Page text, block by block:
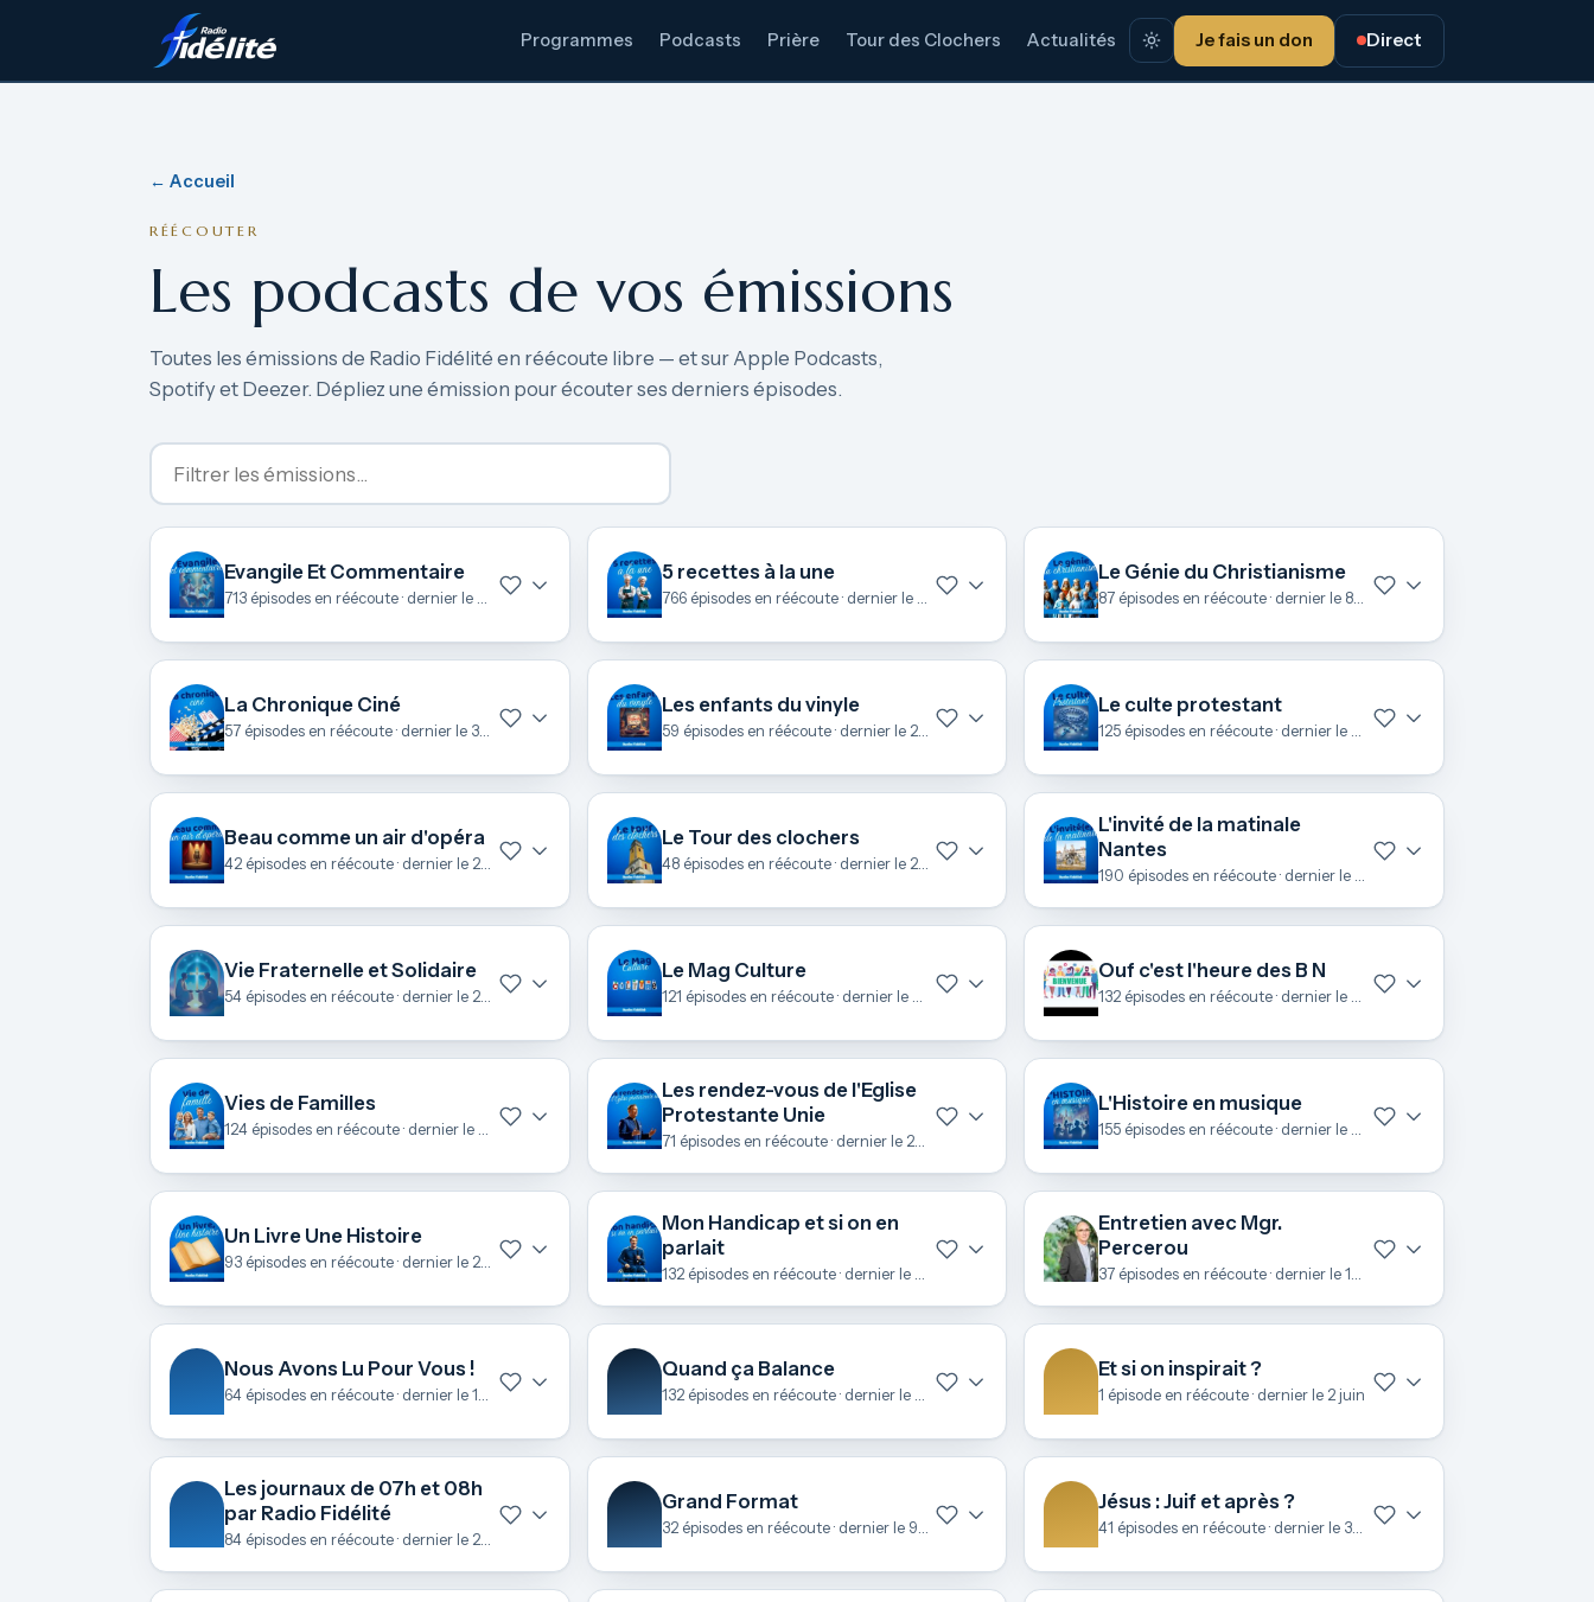
Programmes Podcasts Prière Tour des Clochers Actualités Je fais un don Direct
← Accueil
RÉÉCOUTER
Les podcasts de vos émissions
Toutes les émissions de Radio Fidélité en réécoute libre — et sur Apple Podcasts,
Spotify et Deezer. Dépliez une émission pour écouter ses derniers épisodes.
Evangile Et Commentaire 5 recettes à la une Le Génie du Christianisme
La Chronique Ciné Les enfants du vinyle
59 épisodes en réécoute · dernier le 28 juin
Le culte protestant
Beau comme un air d'opéra Le Tour des clochers
48 épisodes en réécoute · dernier le 26 juin
L'invité de la matinale
Nantes
190 épisodes en réécoute · dernier le 25 juin
Vie Fraternelle et Solidaire Le Mag Culture Ouf c'est l'heure des B N
Vies de Familles
Les rendez-vous de l'Eglise
Protestante Unie
71 épisodes en réécoute · dernier le 22 juin
L'Histoire en musique
Un Livre Une Histoire
Mon Handicap et si on en
parlait
132 épisodes en réécoute · dernier le 22 juin
Entretien avec Mgr.
Percerou
37 épisodes en réécoute · dernier le 19 juin
Nous Avons Lu Pour Vous ! Quand ça Balance Et si on inspirait ?
1 épisode en réécoute · dernier le 2 juin
Les journaux de 07h et 08h
par Radio Fidélité
84 épisodes en réécoute · dernier le 21 mai
Grand Format Jésus : Juif et après ?